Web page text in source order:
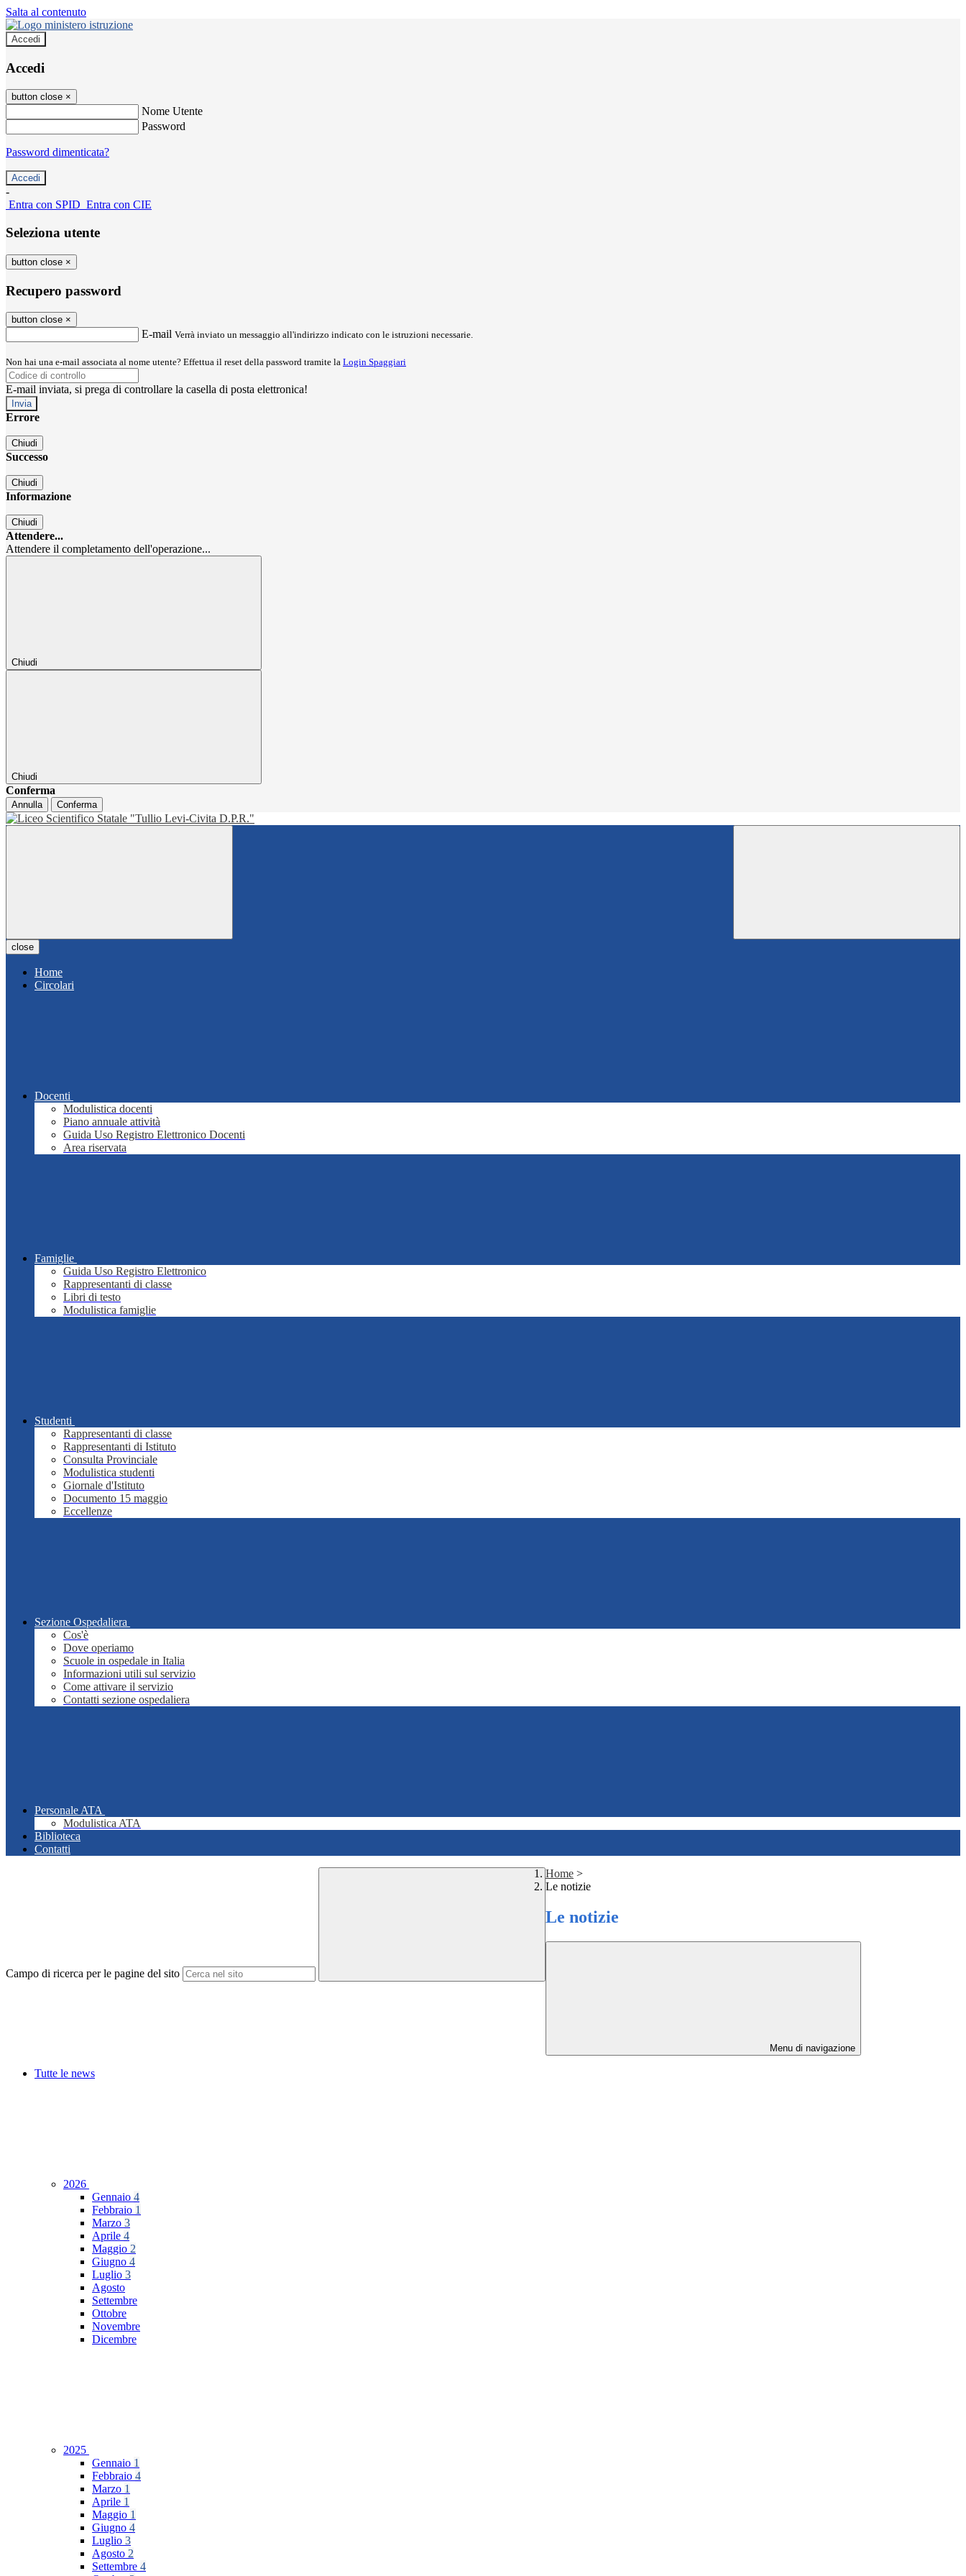
Salta al contenuto
Accedi
Accedi
button close ×
Nome Utente
Password
Password dimenticata?
-
Entra con SPID Entra con CIE
Seleziona utente
button close ×
Recupero password
button close ×
E-mail Verrà inviato un messaggio all'indirizzo indicato con le istruzioni necessarie.
Non hai una e-mail associata al nome utente? Effettua il reset della password tramite la Login Spaggiari
E-mail inviata, si prega di controllare la casella di posta elettronica!
Errore
Chiudi
Successo
Chiudi
Informazione
Chiudi
Attendere...
Attendere il completamento dell'operazione...
Chiudi
Chiudi
Conferma
Annulla Conferma
close
Home
Circolari
Docenti
Modulistica docenti
Piano annuale attività
Guida Uso Registro Elettronico Docenti
Area riservata
Famiglie
Guida Uso Registro Elettronico
Rappresentanti di classe
Libri di testo
Modulistica famiglie
Studenti
Rappresentanti di classe
Rappresentanti di Istituto
Consulta Provinciale
Modulistica studenti
Giornale d'Istituto
Documento 15 maggio
Eccellenze
Sezione Ospedaliera
Cos'è
Dove operiamo
Scuole in ospedale in Italia
Informazioni utili sul servizio
Come attivare il servizio
Contatti sezione ospedaliera
Personale ATA
Modulistica ATA
Biblioteca
Contatti
Campo di ricerca per le pagine del sito
Home >
Le notizie
Le notizie
Menu di navigazione
Tutte le news
2026
Gennaio 4
Febbraio 1
Marzo 3
Aprile 4
Maggio 2
Giugno 4
Luglio 3
Agosto
Settembre
Ottobre
Novembre
Dicembre
2025
Gennaio 1
Febbraio 4
Marzo 1
Aprile 1
Maggio 1
Giugno 4
Luglio 3
Agosto 2
Settembre 4